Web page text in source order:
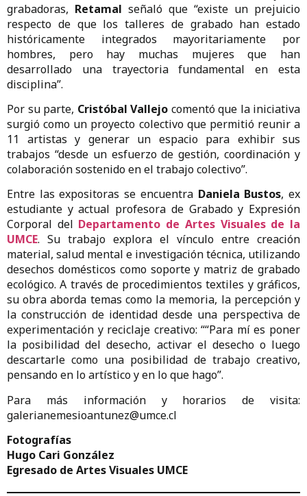
grabadoras, Retamal señaló que “existe un prejuicio
respecto de que los talleres de grabado han estado
históricamente integrados mayoritariamente por
hombres, pero hay muchas mujeres que han
desarrollado una trayectoria fundamental en esta
disciplina”.
Por su parte, Cristóbal Vallejo comentó que la iniciativa
surgió como un proyecto colectivo que permitió reunir a
11 artistas y generar un espacio para exhibir sus
trabajos “desde un esfuerzo de gestión, coordinación y
colaboración sostenido en el trabajo colectivo”.
Entre las expositoras se encuentra Daniela Bustos, ex
estudiante y actual profesora de Grabado y Expresión
Corporal del Departamento de Artes Visuales de la
UMCE. Su trabajo explora el vínculo entre creación
material, salud mental e investigación técnica, utilizando
desechos domésticos como soporte y matriz de grabado
ecológico. A través de procedimientos textiles y gráficos,
su obra aborda temas como la memoria, la percepción y
la construcción de identidad desde una perspectiva de
experimentación y reciclaje creativo: ““Para mí es poner
la posibilidad del desecho, activar el desecho o luego
descartarle como una posibilidad de trabajo creativo,
pensando en lo artístico y en lo que hago”.
Para más información y horarios de visita:
galerianemesioantunez@umce.cl
Fotografías
Hugo Cari González
Egresado de Artes Visuales UMCE